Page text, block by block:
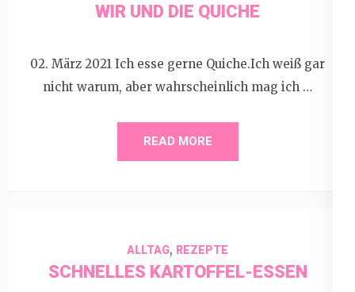
WIR UND DIE QUICHE
02. März 2021 Ich esse gerne Quiche.Ich weiß gar
nicht warum, aber wahrscheinlich mag ich …
READ MORE
ALLTAG, REZEPTE
SCHNELLES KARTOFFEL-ESSEN